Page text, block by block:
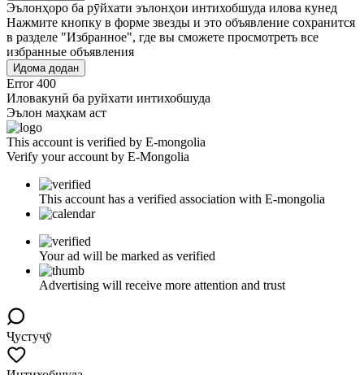
Эълонҳоро ба рӯйхати эълонҳои интихобшуда илова кунед
Нажмите кнопку в форме звезды и это объявление сохранится
в разделе "Избранное", где вы сможете просмотреть все
избранные объявления
Идома додан
Error 400
Иловакунӣ ба руйхати интихобшуда
Эълон маҳкам аст
This account is verified by E-mongolia
Verify your account by E-Mongolia
This account has a verified association with E-mongolia
Your ad will be marked as verified
Advertising will receive more attention and trust
Ҷустуҷӯ